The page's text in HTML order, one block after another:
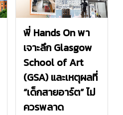
พี่ Hands On พา
เจาะลึก Glasgow
School of Art
(GSA) และเหตุผลที่
“เด็กสายอาร์ต” ไม่
ควรพลาด